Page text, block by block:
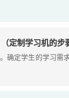
定制学习机的步
确定学生的学习需